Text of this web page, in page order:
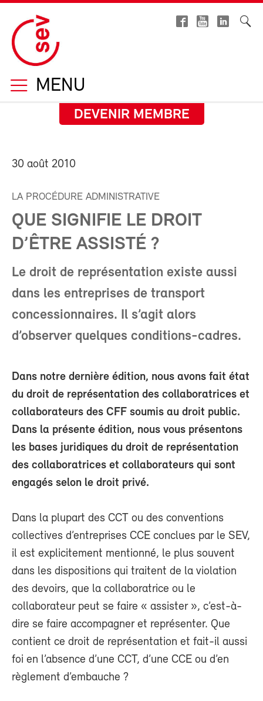
MENU
DEVENIR MEMBRE
30 août 2010
LA PROCÉDURE ADMINISTRATIVE
QUE SIGNIFIE LE DROIT
D’ÊTRE ASSISTÉ ?
Le droit de représentation existe aussi
dans les entreprises de transport
concessionnaires. Il s’agit alors
d’observer quelques conditions-cadres.
Dans notre dernière édition, nous avons fait état
du droit de représentation des collaboratrices et
collaborateurs des CFF soumis au droit public.
Dans la présente édition, nous vous présentons
les bases juridiques du droit de représentation
des collaboratrices et collaborateurs qui sont
engagés selon le droit privé.
Dans la plupart des CCT ou des conventions
collectives d’entreprises CCE conclues par le SEV,
il est explicitement mentionné, le plus souvent
dans les dispositions qui traitent de la violation
des devoirs, que la collaboratrice ou le
collaborateur peut se faire « assister », c’est-à-
dire se faire accompagner et représenter. Que
contient ce droit de représentation et fait-il aussi
foi en l’absence d’une CCT, d’une CCE ou d’en
règlement d’embauche ?